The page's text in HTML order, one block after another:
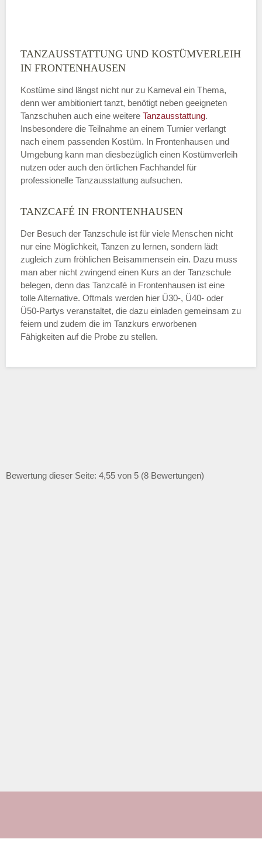
TANZAUSSTATTUNG UND KOSTÜMVERLEIH
IN FRONTENHAUSEN
Kostüme sind längst nicht nur zu Karneval ein Thema,
denn wer ambitioniert tanzt, benötigt neben geeigneten
Tanzschuhen auch eine weitere Tanzausstattung.
Insbesondere die Teilnahme an einem Turnier verlangt
nach einem passenden Kostüm. In Frontenhausen und
Umgebung kann man diesbezüglich einen Kostümverleih
nutzen oder auch den örtlichen Fachhandel für
professionelle Tanzausstattung aufsuchen.
TANZCAFÉ IN FRONTENHAUSEN
Der Besuch der Tanzschule ist für viele Menschen nicht
nur eine Möglichkeit, Tanzen zu lernen, sondern lädt
zugleich zum fröhlichen Beisammensein ein. Dazu muss
man aber nicht zwingend einen Kurs an der Tanzschule
belegen, denn das Tanzcafé in Frontenhausen ist eine
tolle Alternative. Oftmals werden hier Ü30-, Ü40- oder
Ü50-Partys veranstaltet, die dazu einladen gemeinsam zu
feiern und zudem die im Tanzkurs erworbenen
Fähigkeiten auf die Probe zu stellen.
Bewertung dieser Seite: 4,55 von 5 (8 Bewertungen)